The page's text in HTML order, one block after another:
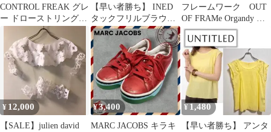
CONTROL FREAK グレ
ー ドローストリングバ
【早い者勝ち】 INED
タックフリルブラウ
ス ピコミシン
フレームワーク OUT
OF FRAMe Organdy ジ
ャケット
¥ 12,000
【SALE】julien david
¥3,400
MARC JACOBS キラキ
¥ 1,480
【早い者勝ち】 アンタ